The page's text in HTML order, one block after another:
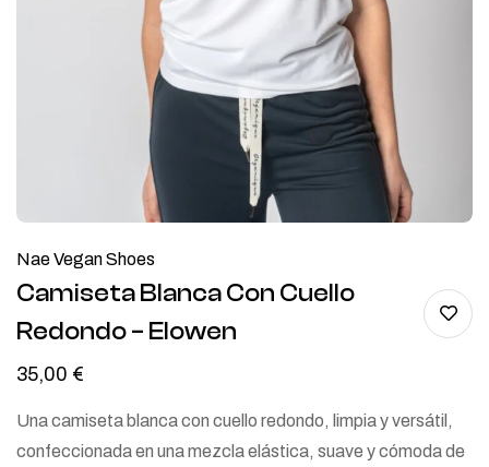
Nae Vegan Shoes
Camiseta Blanca Con Cuello
Redondo – Elowen
35,00 €
Una camiseta blanca con cuello redondo, limpia y versátil,
confeccionada en una mezcla elástica, suave y cómoda de